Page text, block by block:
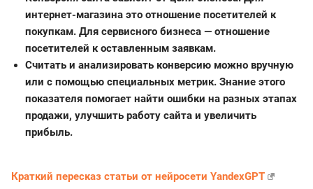
интернет-магазина это отношение посетителей к
покупкам. Для сервисного бизнеса — отношение
посетителей к оставленным заявкам.
Считать и анализировать конверсию можно вручную
или с помощью специальных метрик. Знание этого
показателя помогает найти ошибки на разных этапах
продажи, улучшить работу сайта и увеличить
прибыль.
Краткий пересказ статьи от нейросети YandexGPT